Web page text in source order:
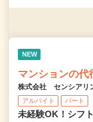
NEW
マンションの代
株式会社 センシアリ
アルバイト パート
未経験OK！シフ